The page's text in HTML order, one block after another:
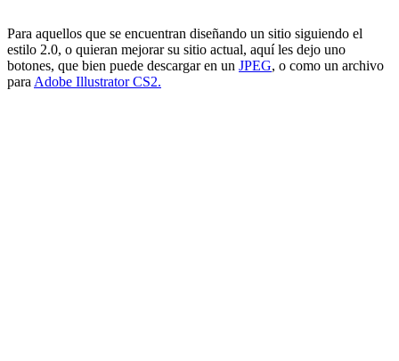
Para aquellos que se encuentran diseñando un sitio siguiendo el
estilo 2.0, o quieran mejorar su sitio actual, aquí les dejo uno
botones, que bien puede descargar en un JPEG, o como un archivo
para Adobe Illustrator CS2.